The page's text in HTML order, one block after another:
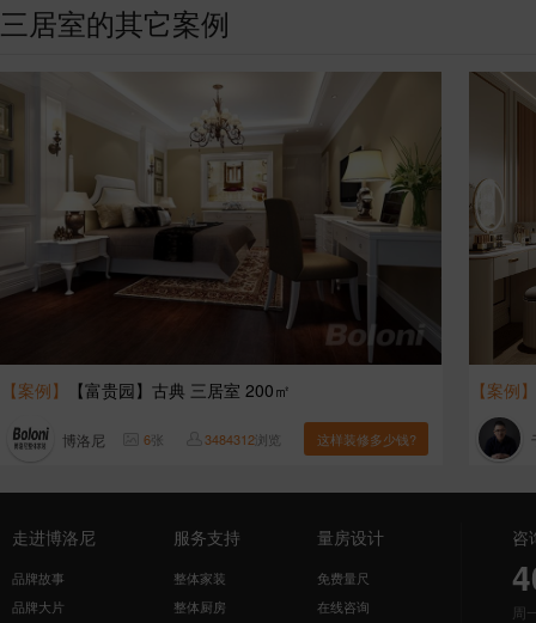
三居室的其它案例
【案例】 【富贵园】古典 三居室 200㎡
博洛尼 6张 3484312浏览 这样装修多少钱?
【案例】
走进博洛尼
品牌故事
品牌大片
服务支持
整体家装
整体厨房
量房设计
免费量尺
在线咨询
咨
周